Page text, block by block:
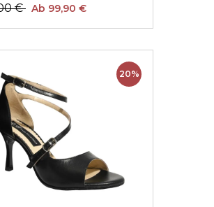
€ Ab 99,90 €
20%